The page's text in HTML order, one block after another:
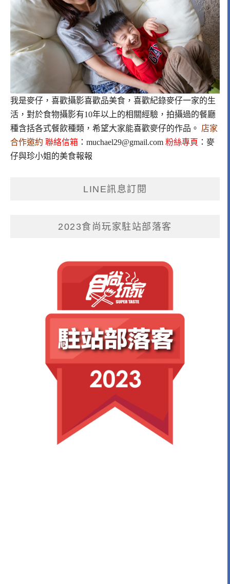
我是麥仔，喜歡攝影喜歡品美食，喜歡紀錄麥仔一家的生
活，對於食物攝影有10年以上的相關經驗，拍攝過的餐廳
種含括各式餐飲種類，希望大家能喜歡麥仔的作品。 店家
合作邀約 聯絡信箱 ： muchael29@gmail.com 粉絲專頁 ： 麥
仔與珍小姐的美食報報
LINE訊息訂閱
2023食尚玩家駐站部落客